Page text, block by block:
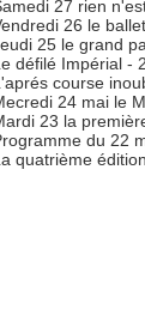
27 rien
26 le
25 le grand
défilé Impérial -
course
24 mai le
23 la
du 22
quatrième